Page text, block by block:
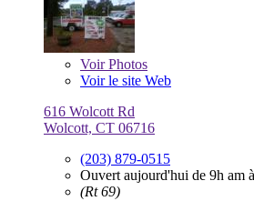
VoirPhotos
Voir le site Web
616 Wolcott Rd
Wolcott, CT 06716
(203) 879-0515
Ouvert aujourd'hui de 9h am
(Rt 69)